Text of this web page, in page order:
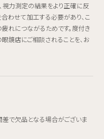
視力測定の結果をより正確に反
わせて加工する必要があり、こ
れにつながるためです。度付き
鏡店にご相談されることを、お
で欠品となる場合がございま